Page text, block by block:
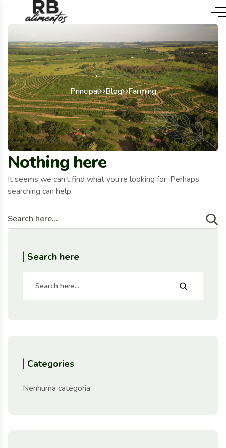
Principal Blog Farming
Nothing here
It seems we can’t find what you’re looking for. Perhaps
searching can help.
Search here
Categories
Nenhuma categoria